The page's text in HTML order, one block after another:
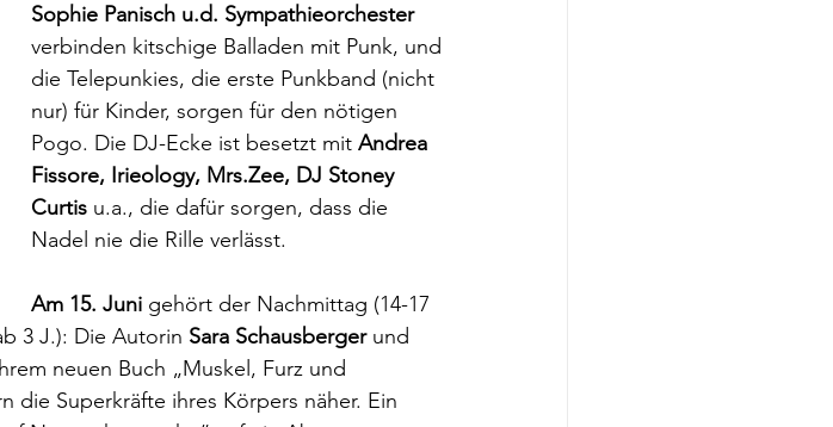
Sophie Panisch u.d. Sympathieorchester
verbinden kitschige Balladen mit Punk, und
die Telepunkies, die erste Punkband (nicht
nur) für Kinder, sorgen für den nötigen
Pogo. Die DJ-Ecke ist besetzt mit Andrea
Fissore, Irieology, Mrs.Zee, DJ Stoney
Curtis u.a., die dafür sorgen, dass die
Nadel nie die Rille verlässt.
Am 15. Juni gehört der Nachmittag (14-17
3 J.): Die Autorin Sara Schausberger und
neuen Buch „Muskel, Furz und
die Superkräfte ihres Körpers näher. Ein